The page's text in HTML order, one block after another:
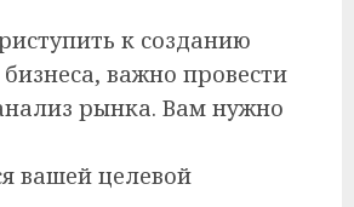
к созданию
важно провести
рынка. Вам нужно
вашей целевой